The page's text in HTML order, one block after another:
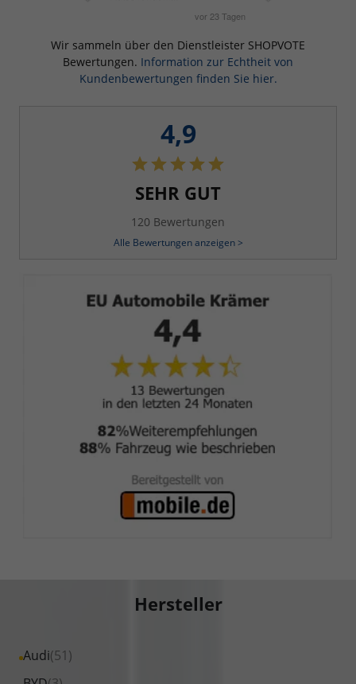
Wir sammeln über den Dienstleister SHOPVOTE
Bewertungen. Information zur Echtheit von
Kundenbewertungen finden Sie hier.
4,9
SEHR GUT
120 Bewertungen
Alle Bewertungen anzeigen >
Hersteller
Audi(51)
Alle
Fahrzeuge